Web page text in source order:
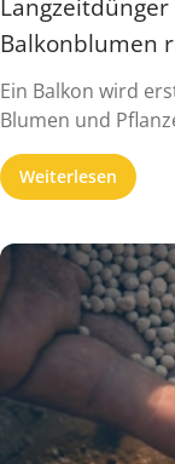
Balkonblumen
Ein Balkon wird
Blumen und
Weiterlesen